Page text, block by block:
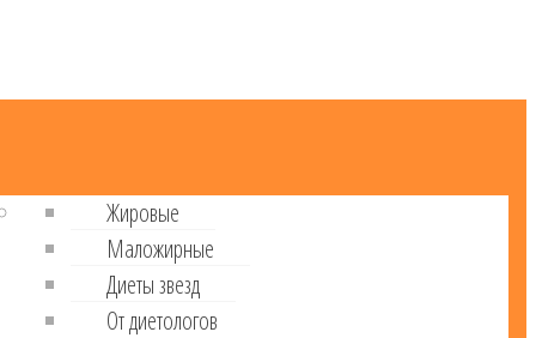
Жировые
Маложирные
Диеты звезд
От диетологов